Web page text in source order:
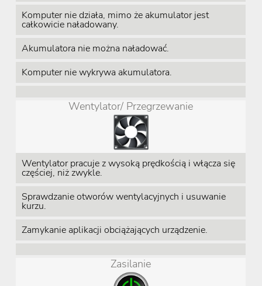
Komputer nie działa, mimo że akumulator jest
całkowicie naładowany.
Akumulatora nie można naładować.
Komputer nie wykrywa akumulatora.
Wentylator/ Przegrzewanie
Wentylator pracuje z wysoką prędkością i włącza się
częściej, niż zwykle.
Sprawdzanie otworów wentylacyjnych i usuwanie
kurzu.
Zamykanie aplikacji obciążających urządzenie.
Zasilanie